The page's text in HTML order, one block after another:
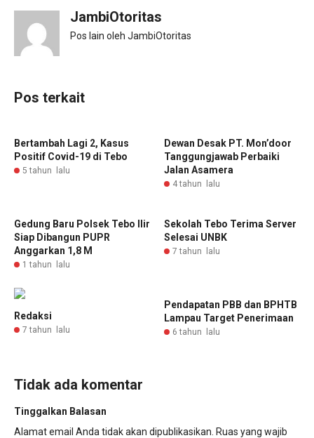
JambiOtoritas
Pos lain oleh JambiOtoritas
Pos terkait
Bertambah Lagi 2, Kasus
Positif Covid-19 di Tebo
5 tahun lalu
Dewan Desak PT. Mon’door
Tanggungjawab Perbaiki
Jalan Asamera
4 tahun lalu
Gedung Baru Polsek Tebo Ilir
Siap Dibangun PUPR
Anggarkan 1,8 M
1 tahun lalu
Sekolah Tebo Terima Server
Selesai UNBK
7 tahun lalu
Redaksi
7 tahun lalu
Pendapatan PBB dan BPHTB
Lampau Target Penerimaan
6 tahun lalu
Tidak ada komentar
Tinggalkan Balasan
Alamat email Anda tidak akan dipublikasikan. Ruas yang wajib